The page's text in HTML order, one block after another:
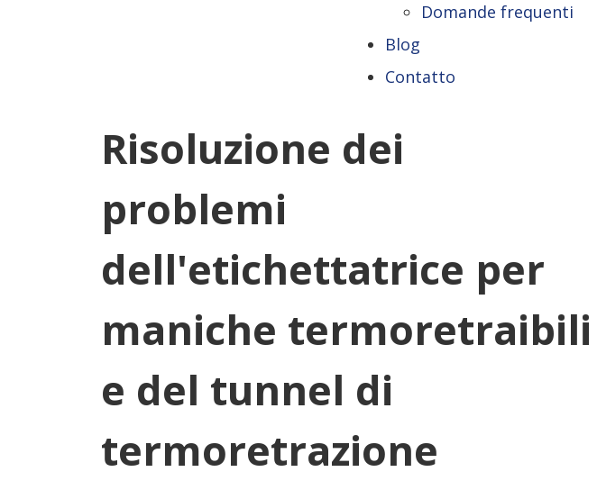
Domande frequenti
Blog
Contatto
Risoluzione dei
problemi
dell'etichettatrice per
maniche termoretraibili
e del tunnel di
termoretrazione